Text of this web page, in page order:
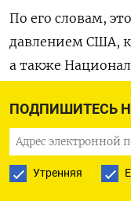
ПОДПИШИТЕСЬ
Утренняя
По его словам,
давлением США,
а также
в
торгов
в Москве.